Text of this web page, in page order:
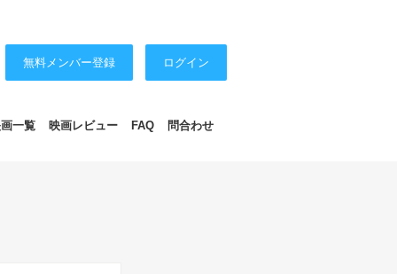
無料メンバー登録 ログイン
一覧 映画レビュー FAQ 問合わせ